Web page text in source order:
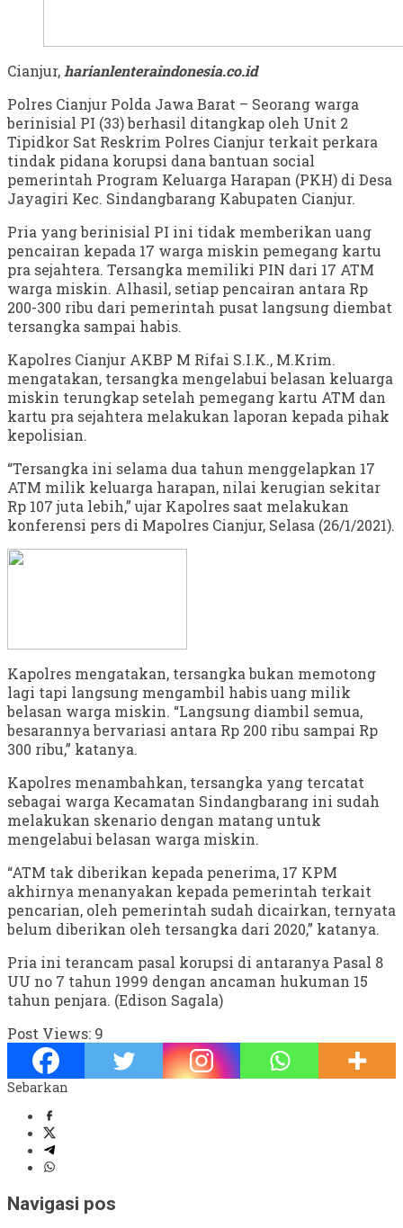
Cianjur,harianlenteraindonesia.co.id
Polres Cianjur Polda Jawa Barat – Seorang warga
berinisial PI (33) berhasil ditangkap oleh Unit 2
Tipidkor Sat Reskrim Polres Cianjur terkait perkara
tindak pidana korupsi dana bantuan social
pemerintah Program Keluarga Harapan (PKH) di Desa
Jayagiri Kec. Sindangbarang Kabupaten Cianjur.
Pria yang berinisial PI ini tidak memberikan uang
pencairan kepada 17 warga miskin pemegang kartu
pra sejahtera. Tersangka memiliki PIN dari 17 ATM
warga miskin. Alhasil, setiap pencairan antara Rp
200-300 ribu dari pemerintah pusat langsung diembat
tersangka sampai habis.
Kapolres Cianjur AKBP M Rifai S.I.K., M.Krim.
mengatakan, tersangka mengelabui belasan keluarga
miskin terungkap setelah pemegang kartu ATM dan
kartu pra sejahtera melakukan laporan kepada pihak
kepolisian.
“Tersangka ini selama dua tahun menggelapkan 17
ATM milik keluarga harapan, nilai kerugian sekitar
Rp 107 juta lebih,” ujar Kapolres saat melakukan
konferensi pers di Mapolres Cianjur, Selasa (26/1/2021).
Kapolres mengatakan, tersangka bukan memotong
lagi tapi langsung mengambil habis uang milik
belasan warga miskin. “Langsung diambil semua,
besarannya bervariasi antara Rp 200 ribu sampai Rp
300 ribu,” katanya.
Kapolres menambahkan, tersangka yang tercatat
sebagai warga Kecamatan Sindangbarang ini sudah
melakukan skenario dengan matang untuk
mengelabui belasan warga miskin.
“ATM tak diberikan kepada penerima, 17 KPM
akhirnya menanyakan kepada pemerintah terkait
pencarian, oleh pemerintah sudah dicairkan, ternyata
belum diberikan oleh tersangka dari 2020,” katanya.
Pria ini terancam pasal korupsi di antaranya Pasal 8
UU no 7 tahun 1999 dengan ancaman hukuman 15
tahun penjara. (Edison Sagala)
Post Views: 9
Sebarkan
Navigasi pos